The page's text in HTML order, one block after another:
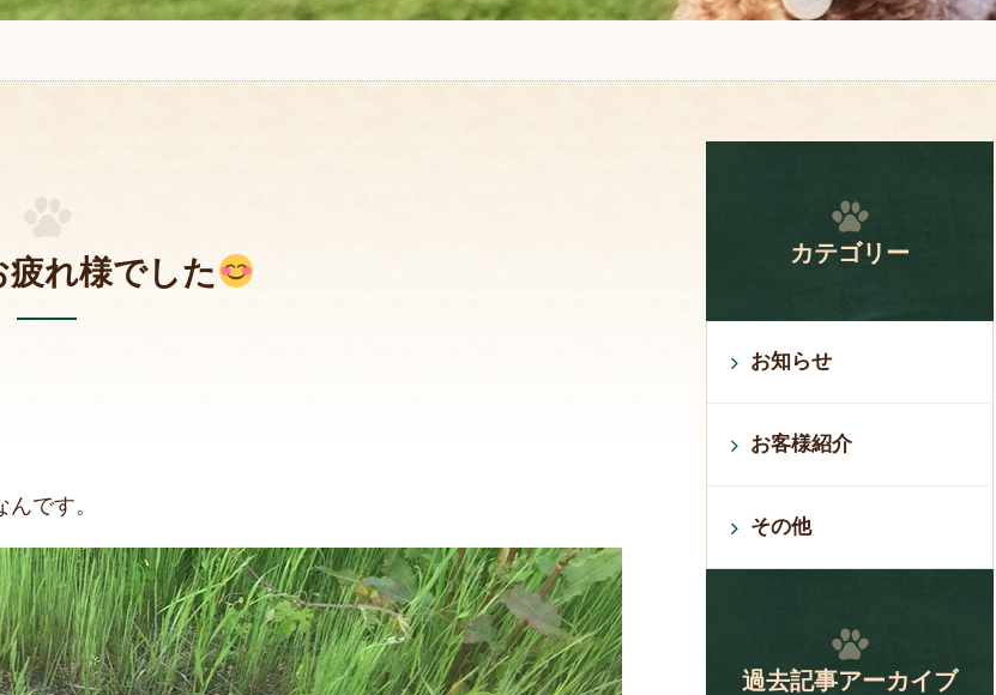
れ様でした
です。
カテゴリー
お知らせ
お客様紹介
その他
過去記事アーカイブ